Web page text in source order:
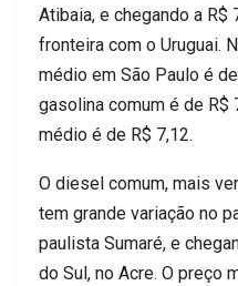
Atibaia, e chegando a R$
fronteira com o Uruguai.
médio em São Paulo é
gasolina comum é de R$
médio é de R$ 7,12.
O diesel comum, mais
tem grande variação no
paulista Sumaré, e
do Sul, no Acre. O preço